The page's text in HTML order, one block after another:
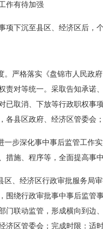
有待加强
下沉至县区、经济区后，个
格落实《盘锦市人民政府
责对等统一。采取告知承诺
已取消、下放等行政职权事
各县区政府、经济区管委会
深化事中事后监管工作实
措施、程序等，全面提高事
经济区行政审批服务局审
围绕行政审批事中事后监管
门联动监管，形成横向到边
济区管委会；完成时限：适